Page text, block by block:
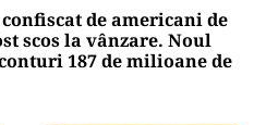
de americani de
scos la vânzare. Noul
187 de milioane de